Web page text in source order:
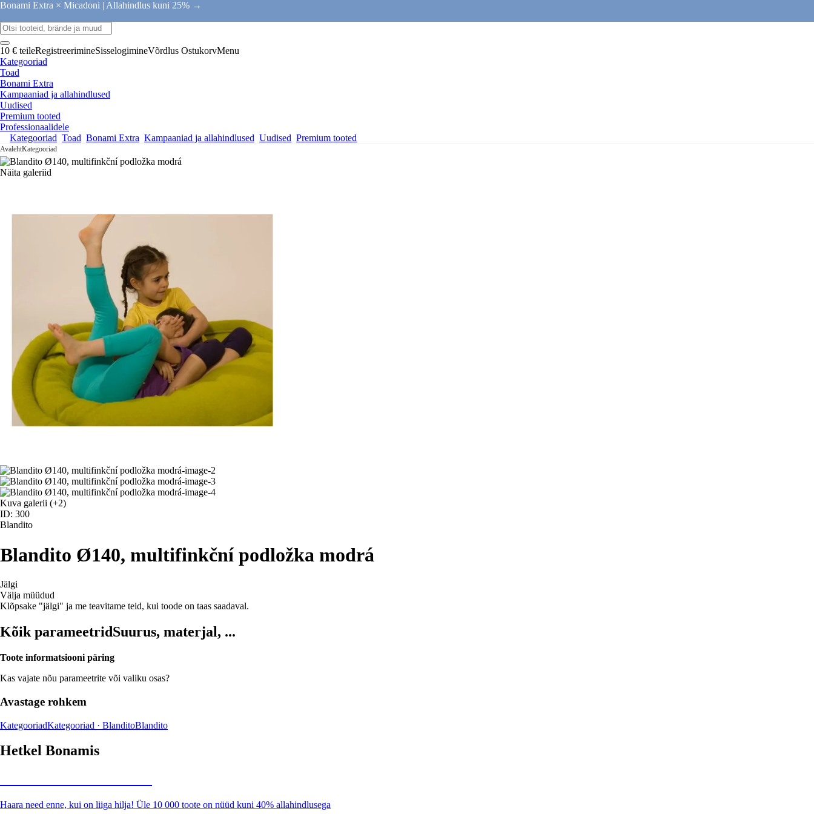
Bonami Extra × Micadoni | Allahindlus kuni 25% →
10 € teileRegistreerimineSisselogimineVõrdlus OstukorvMenu
Kategooriad
Toad
Bonami Extra
Kampaaniad ja allahindlused
Uudised
Premium tooted
Professionaalidele
Kategooriad Toad Bonami Extra Kampaaniad ja allahindlused Uudised Premium tooted
AvalehtKategooriad
Näita galeriid
Kuva galerii (+2)
ID: 300
Blandito
Blandito Ø140, multifinkční podložka modrá
Jälgi
Välja müüdud
Klõpsake "jälgi" ja me teavitame teid, kui toode on taas saadaval.
Kõik parameetridSuurus, materjal, ...
Toote informatsiooni päring
Kas vajate nõu parameetrite või valiku osas?
Avastage rohkem
KategooriadKategooriad · BlanditoBlandito
Hetkel Bonamis
Haara need enne, kui on liiga hilja! Üle 10 000 toote on nüüd kuni 40% allahindlusega